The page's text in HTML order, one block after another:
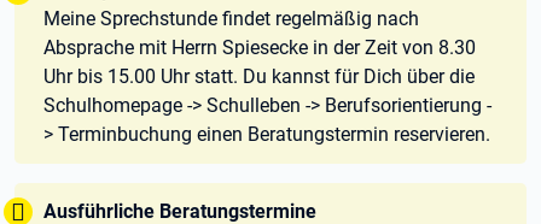
Meine Sprechstunde findet regelmäßig nach
Absprache mit Herrn Spiesecke in der Zeit von 8.30
Uhr bis 15.00 Uhr statt. Du kannst für Dich über die
Schulhomepage -> Schulleben -> Berufsorientierung -
> Terminbuchung einen Beratungstermin reservieren.
Tipp:
Ausführliche Beratungstermine